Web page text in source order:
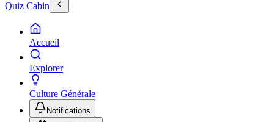
Quiz Cabin
Accueil
Explorer
Culture Générale
Notifications